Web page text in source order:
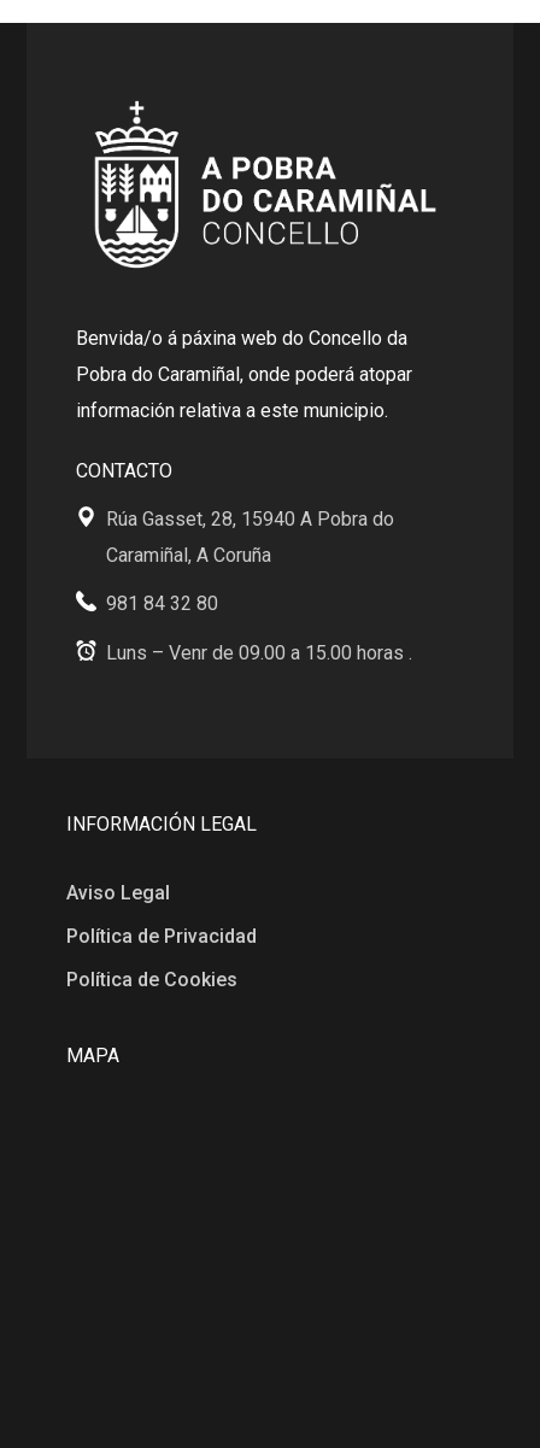
Benvida/o á páxina web do Concello da
Pobra do Caramiñal, onde poderá atopar
información relativa a este municipio.
CONTACTO
Rúa Gasset, 28, 15940 A Pobra do
Caramiñal, A Coruña
981 84 32 80
Luns – Venr de 09.00 a 15.00 horas .
INFORMACIÓN LEGAL
Aviso Legal
Política de Privacidad
Política de Cookies
MAPA